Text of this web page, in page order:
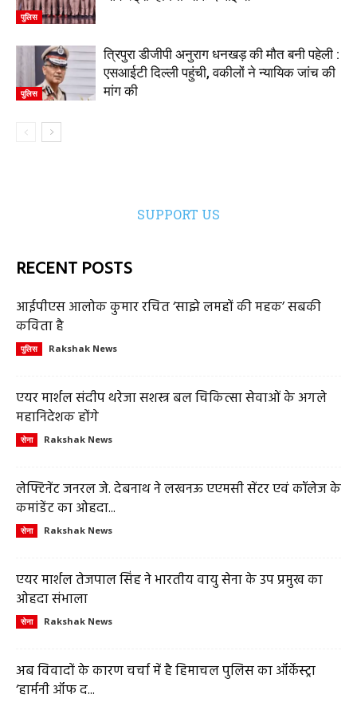
पुलिस
पुलिस
त्रिपुरा डीजीपी अनुराग धनखड़ की मौत बनी पहेली :
एसआईटी दिल्ली पहुंची, वकीलों ने न्यायिक जांच की
मांग की
SUPPORT US
RECENT POSTS
आईपीएस आलोक कुमार रचित ‘साझे लमहों की महक’ सबकी
कविता है
पुलिस Rakshak News
एयर मार्शल संदीप थरेजा सशस्त्र बल चिकित्सा सेवाओं के अगले
महानिदेशक होंगे
सेना Rakshak News
लेफ्टिनेंट जनरल जे. देबनाथ ने लखनऊ एएमसी सेंटर एवं कॉलेज के
कमांडेंट का ओहदा...
सेना Rakshak News
एयर मार्शल तेजपाल सिंह ने भारतीय वायु सेना के उप प्रमुख का
ओहदा संभाला
सेना Rakshak News
अब विवादों के कारण चर्चा में है हिमाचल पुलिस का ऑर्केस्ट्रा
‘हार्मनी ऑफ द...